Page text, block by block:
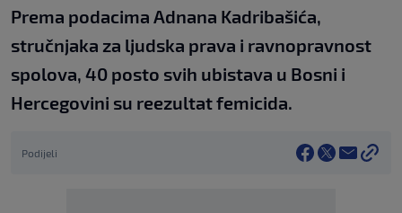
Prema podacima Adnana Kadribašića,
stručnjaka za ljudska prava i ravnopravnost
spolova, 40 posto svih ubistava u Bosni i
Hercegovini su reezultat femicida.
Podijeli